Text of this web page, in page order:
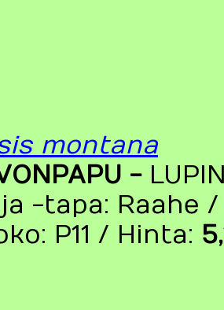
montana
-
-tapa: Raahe
P11 / Hinta: